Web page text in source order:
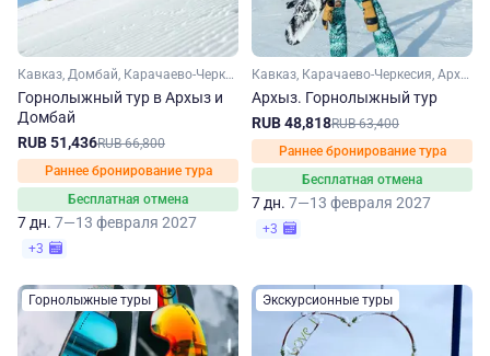
Кавказ, Домбай, Карачаево-Черкесия, Архыз, Ставропольский край
Горнолыжный тур в Архыз и
Домбай
RUB 51,436RUB 66,800
Раннее бронирование тура
Бесплатная отмена
7 дн. 7—13 февраля 2027
+3
Кавказ, Карачаево-Черкесия, Архыз
Архыз. Горнолыжный тур
RUB 48,818RUB 63,400
Раннее бронирование тура
Бесплатная отмена
7 дн. 7—13 февраля 2027
+3
Горнолыжные туры Экскурсионные туры